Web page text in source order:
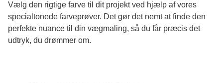
Vælg den rigtige farve til dit projekt ved hjælp af vores
specialtonede farveprøver. Det gør det nemt at finde den
perfekte nuance til din vægmaling, så du får præcis det
udtryk, du drømmer om.